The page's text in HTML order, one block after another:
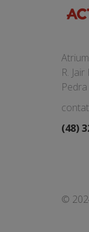
R.
(48)
©